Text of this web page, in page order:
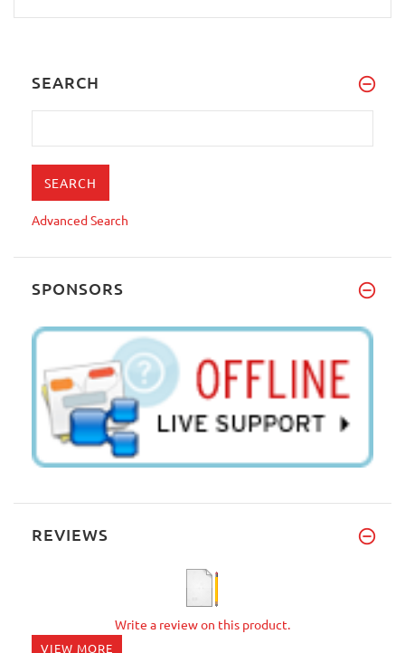
SEARCH
Advanced Search
SPONSORS
REVIEWS
Write a review on this product.
VIEW MORE